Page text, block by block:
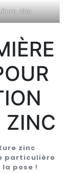
zinc
ZINC
zinc
particulière
pose !